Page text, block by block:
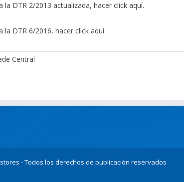
la DTR 2/2013 actualizada, hacer click aquí.
la DTR 6/2016, hacer click aquí.
Central
- Todos los derechos de publicación reservados